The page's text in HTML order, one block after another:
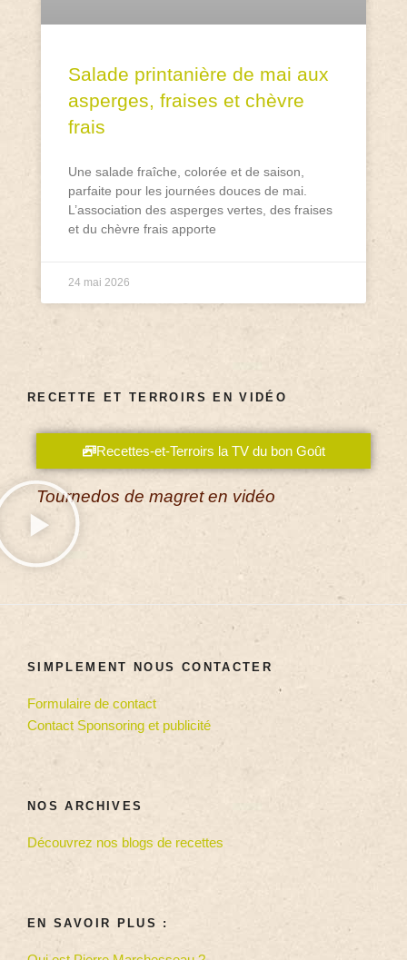
Salade printanière de mai aux
asperges, fraises et chèvre
frais
Une salade fraîche, colorée et de saison,
parfaite pour les journées douces de mai.
L’association des asperges vertes, des fraises
et du chèvre frais apporte
24 mai 2026
RECETTE ET TERROIRS EN VIDÉO
Recettes-et-Terroirs la TV du bon Goût
Tournedos de magret en vidéo
SIMPLEMENT NOUS CONTACTER
Formulaire de contact
Contact Sponsoring et publicité
NOS ARCHIVES
Découvrez nos blogs de recettes
EN SAVOIR PLUS :